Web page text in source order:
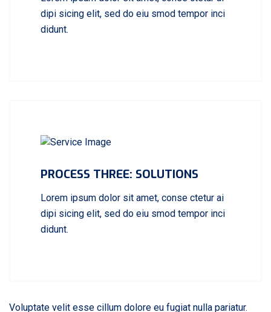
dipi sicing elit, sed do eiu smod tempor inci
didunt.
PROCESS THREE: SOLUTIONS
Lorem ipsum dolor sit amet, conse ctetur ai
dipi sicing elit, sed do eiu smod tempor inci
didunt.
Voluptate velit esse cillum dolore eu fugiat nulla pariatur.